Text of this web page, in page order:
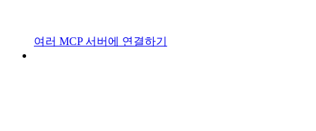
여러 MCP 서버에 연결하기